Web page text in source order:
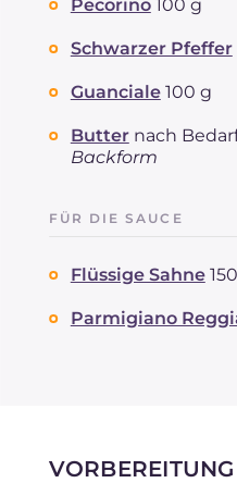
Natrium
Pecorino 100 g
Schwarzer Pfeffer
Guanciale 100 g
Butter nach
Backform
FÜR DIE SAUCE
Flüssige Sahne
Parmigiano
VORBEREITUNG